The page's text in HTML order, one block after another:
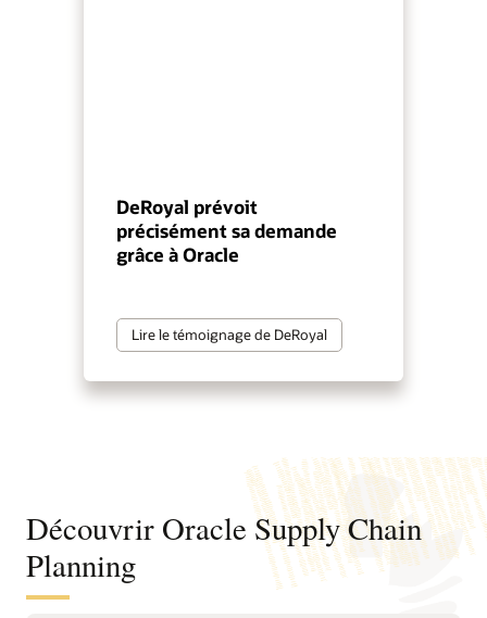
DeRoyal prévoit
précisément sa demande
grâce à Oracle
Lire le témoignage de DeRoyal
Découvrir Oracle Supply Chain
Planning